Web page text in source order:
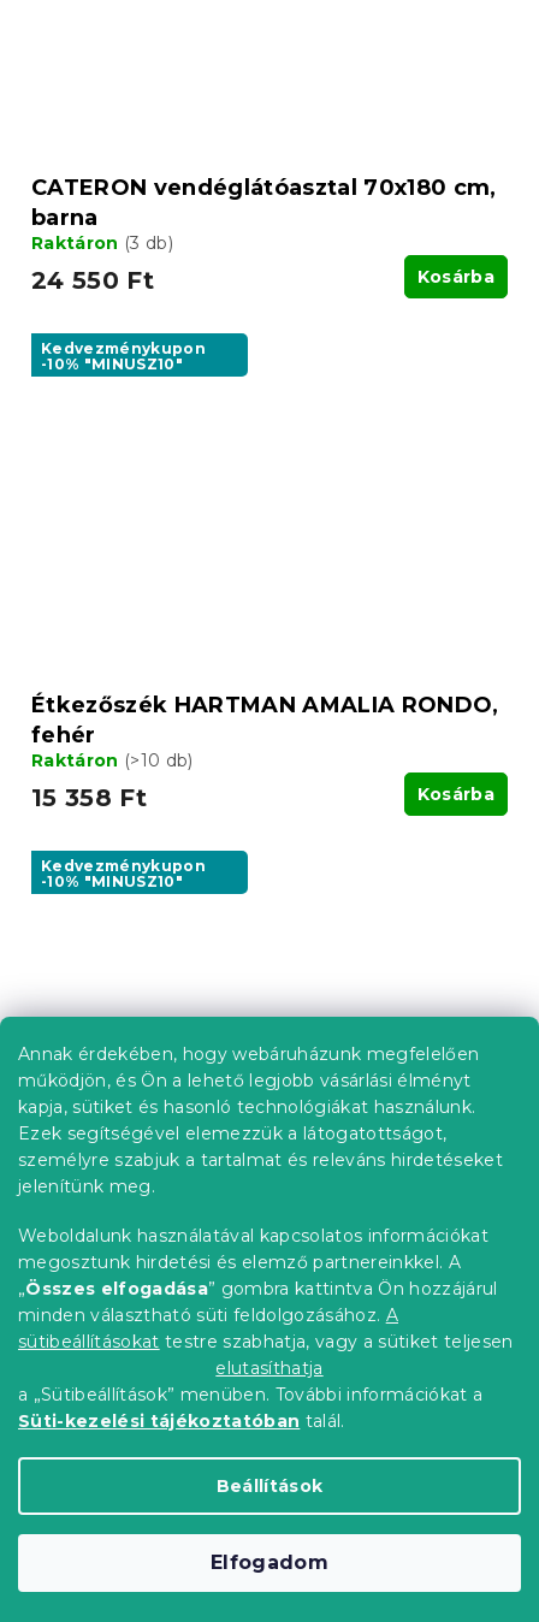
Annak érdekében, hogy webáruházunk megfelelően
működjön, és Ön a lehető legjobb vásárlási élményt
kapja, sütiket és hasonló technológiákat használunk.
Ezek segítségével elemezzük a látogatottságot,
személyre szabjuk a tartalmat és releváns hirdetéseket
jelenítünk meg.
Weboldalunk használatával kapcsolatos információkat
megosztunk hirdetési és elemző partnereinkkel. A
„Összes elfogadása” gombra kattintva Ön hozzájárul
minden választható süti feldolgozásához. A
sütibeállításokat testre szabhatja, vagy a sütiket teljesen
elutasíthatja
a „Sütibeállítások” menüben. További információkat a
Süti-kezelési tájékoztatóban talál.
Beállítások
Elfogadom
CATERON vendéglátóasztal 70x180 cm,
barna
Raktáron (3 db)
24 550 Ft Kosárba
Kedvezménykupon
-10% "MINUSZ10"
Étkezőszék HARTMAN AMALIA RONDO,
fehér
Raktáron (>10 db)
15 358 Ft Kosárba
Kedvezménykupon
-10% "MINUSZ10"
Étkezőszék HARTMAN AMALIA RONDO,
sötétzöld
Raktáron(>10 db)
15 358 Ft
Kedvezménykupon
-10% "MINUSZ10"